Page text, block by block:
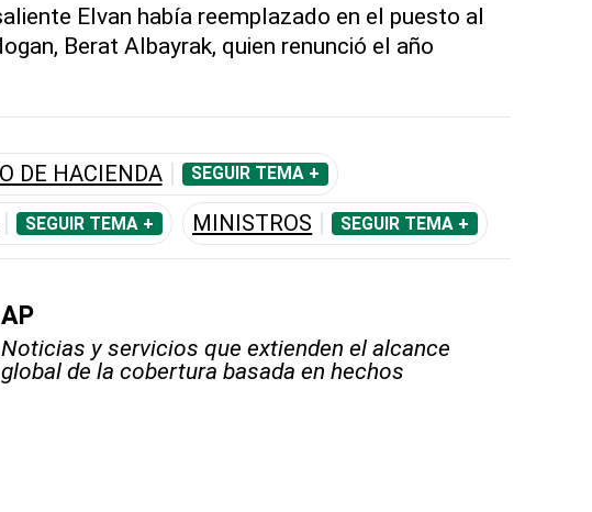
Elvan había reemplazado en el puesto al
Berat Albayrak, quien renunció el año
DE HACIENDA SEGUIR TEMA +
SEGUIR TEMA + MINISTROS SEGUIR TEMA +
AP
Noticias y servicios que extienden el alcance
global de la cobertura basada en hechos